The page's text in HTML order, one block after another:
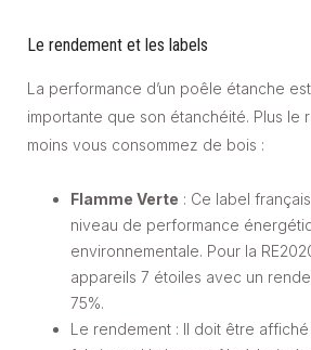
Le rendement et les labels
La performance d’un poêle étanche
importante que son étanchéité. Plus le
moins vous consommez de bois :
Flamme Verte : Ce label
niveau de performance
environnementale. Pour la
appareils 7 étoiles avec un
75%.
Le rendement : Il doit être